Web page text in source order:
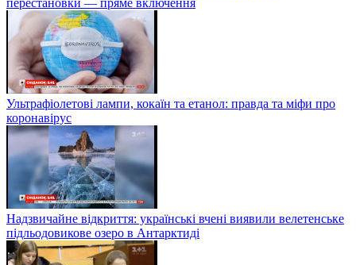
Ультрафіолетові лампи, кокаїн та етанол: правда та міфи про
коронавірус
Надзвичайне відкриття: українські вчені виявили велетенське
підльодовикове озеро в Антарктиді